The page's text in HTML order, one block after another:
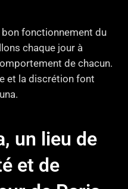
fonctionnement du
chaque jour à
de chacun.
et la discrétion font
un lieu de
et de